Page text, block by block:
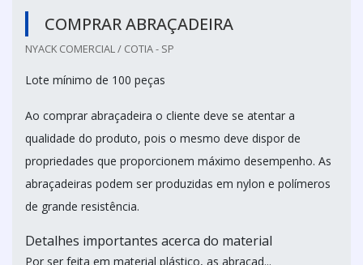
COMPRAR ABRAÇADEIRA
NYACK COMERCIAL / COTIA - SP
Lote mínimo de 100 peças
Ao comprar abraçadeira o cliente deve se atentar a
qualidade do produto, pois o mesmo deve dispor de
propriedades que proporcionem máximo desempenho. As
abraçadeiras podem ser produzidas em nylon e polímeros
de grande resistência.
Detalhes importantes acerca do material
Por ser feita em material plástico, as abraçad...